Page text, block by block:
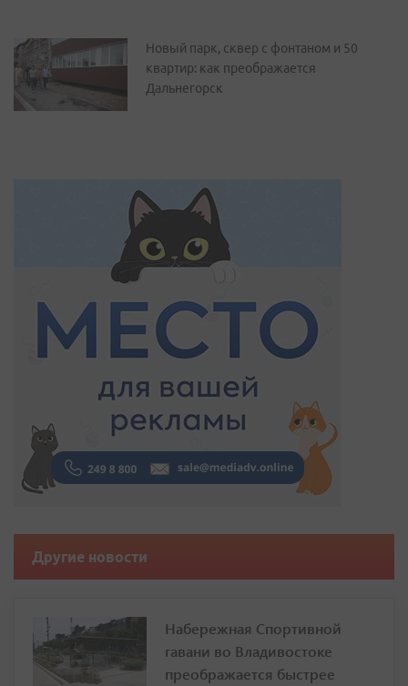
Новый парк, сквер с фонтаном и 50
квартир: как преображается
Дальнегорск
Другие новости
Набережная Спортивной
гавани во Владивостоке
преображается быстрее